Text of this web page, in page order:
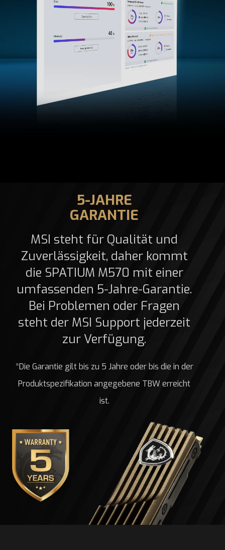
5-JAHRE
GARANTIE
MSI steht für Qualität und
Zuverlässigkeit, daher kommt
die SPATIUM M570 mit einer
umfassenden 5-Jahre-Garantie.
Bei Problemen oder Fragen
steht der MSI Support jederzeit
zur Verfügung.
*Die Garantie gilt bis zu 5 Jahre oder bis die in der
Produktspezifikation angegebene TBW erreicht
ist.